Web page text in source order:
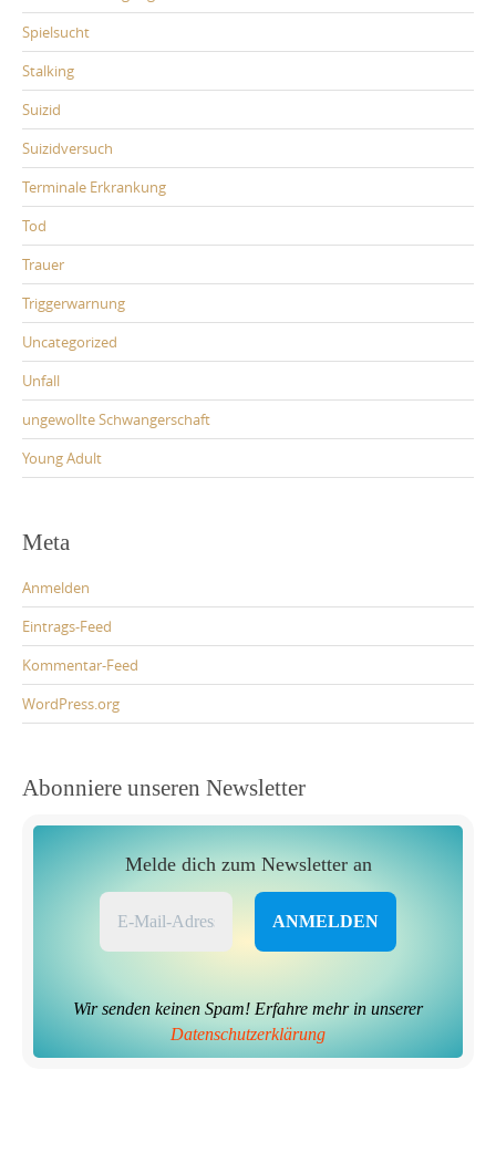
Spielsucht
Stalking
Suizid
Suizidversuch
Terminale Erkrankung
Tod
Trauer
Triggerwarnung
Uncategorized
Unfall
ungewollte Schwangerschaft
Young Adult
Meta
Anmelden
Eintrags-Feed
Kommentar-Feed
WordPress.org
Abonniere unseren Newsletter
Melde dich zum Newsletter an
Wir senden keinen Spam! Erfahre mehr in unserer
Datenschutzerklärung